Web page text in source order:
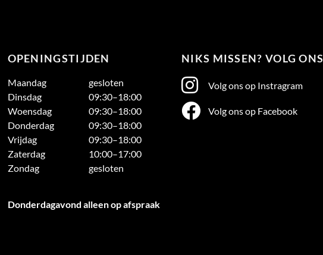
OPENINGSTIJDEN
Maandag
gesloten
Dinsdag
09:30–18:00
Woensdag
09:30–18:00
Donderdag
09:30–18:00
Vrijdag
09:30–18:00
Zaterdag
10:00–17:00
Zondag
gesloten
Donderdagavond alleen op afspraak
NIKS MISSEN? VOLG ONS
Volg ons op Instragram
Volg ons op Facebook